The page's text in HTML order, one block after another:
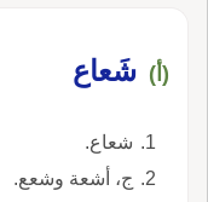
(أ) شَعاع
شعاع.
ج، أشعة وشعع.